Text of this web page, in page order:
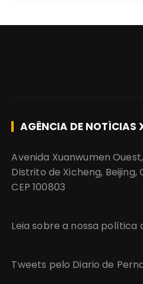
AGÊNCIA DE NOTÍCIAS
Avenida Xuanwumen
Distrito de Xicheng, Beijing,
CEP 100803
Leia sobre a nossa política
Tweets pelo Diario de